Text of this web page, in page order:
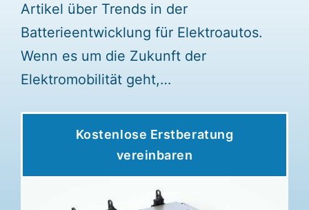
Artikel über Trends in der
Batterieentwicklung für Elektroautos.
Wenn es um die Zukunft der
Elektromobilität geht,…
Kostenlose Erstberatung
vereinbaren